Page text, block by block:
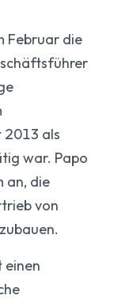
Februar die
2013 als
war. Papo
an, die
von
einen